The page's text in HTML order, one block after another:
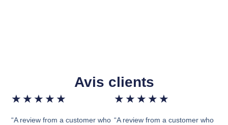
Avis clients
★ ★ ★ ★ ★
“A review from a customer who
★ ★ ★ ★ ★
“A review from a customer who